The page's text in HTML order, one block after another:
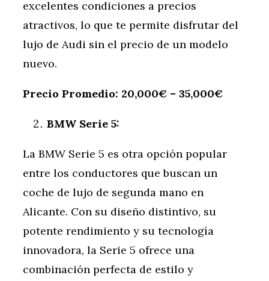
excelentes condiciones a precios
atractivos, lo que te permite disfrutar del
lujo de Audi sin el precio de un modelo
nuevo.
Precio Promedio: 20,000€ – 35,000€
BMW Serie 5:
La BMW Serie 5 es otra opción popular
entre los conductores que buscan un
coche de lujo de segunda mano en
Alicante. Con su diseño distintivo, su
potente rendimiento y su tecnología
innovadora, la Serie 5 ofrece una
combinación perfecta de estilo y